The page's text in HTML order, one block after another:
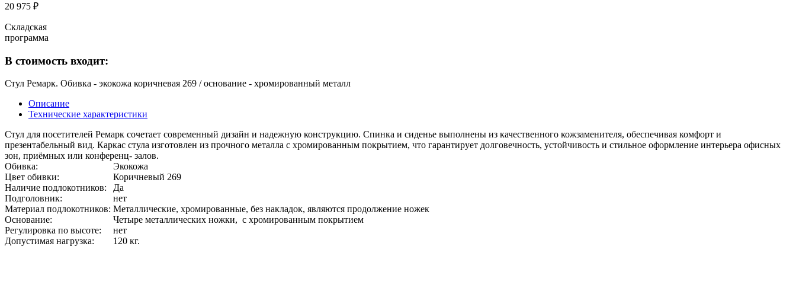
20 975 ₽
Складская
программа
В стоимость входит:
Стул Ремарк. Обивка - экокожа коричневая 269 / основание - хромированный металл
Описание
Технические характеристики
Стул для посетителей Ремарк сочетает современный дизайн и надежную конструкцию. Спинка и сиденье выполнены из качественного кожзаменителя, обеспечивая комфорт и
презентабельный вид. Каркас стула изготовлен из прочного металла с хромированным покрытием, что гарантирует долговечность, устойчивость и стильное оформление интерьера офисных
зон, приёмных или конференц- залов.
Обивка:
Экокожа
Цвет обивки:
Коричневый 269
Наличие подлокотников:
Да
Подголовник:
нет
Материал подлокотников: Металлические, хромированные, без накладок, являются продолжение ножек
Основание:
Четыре металлических ножки, с хромированным покрытием
Регулировка по высоте:
нет
Допустимая нагрузка:
120 кг.